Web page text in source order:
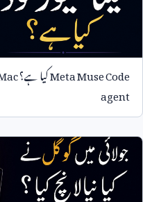
Meta Muse Codeکیا ہے؟
agent